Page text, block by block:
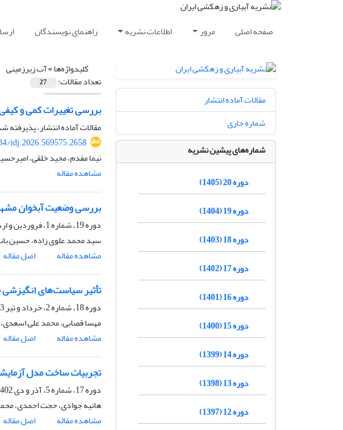
صفحه اصلی مرور اطلاعات نشریه راهنمای نویسندگان
کلیدواژه‌ها =آب زیرزمینی
تعداد مقالات: 27
بررسی تغییرات کمی و
مقالات آماده انتشار، پذیرفته
idj.2026.569575.2658
نیما مقدم، مجید خلقی،
مشاهده مقاله
بررسی وضعیت آبخوان
دوره 19، شماره 1، فروردین و اردیبهشت 1404، صفحه
سید محمد علوی زاده، حسین
مشاهده مقاله
اصل مقاله
تأثیر سیاست‌های
دوره 18، شماره 2، خرداد و تیر 1403، صفحه
مهسا قصابی، محمد علی
مشاهده مقاله
اصل مقاله
تجربیات ساخت مدل
دوره 17، شماره 5، آذر و دی 1402، صفحه
هانیه جوادی، حجت احمدی،
مشاهده مقاله
اصل مقاله
مقالات آماده انتشار
شماره جاری
شماره‌های پیشین نشریه
دوره 20 (1405)
دوره 19 (1404)
دوره 18 (1403)
دوره 17 (1402)
دوره 16 (1401)
دوره 15 (1400)
دوره 14 (1399)
دوره 13 (1398)
دوره 12 (1397)